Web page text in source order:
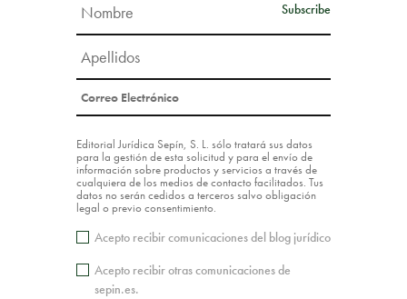
Editorial Jurídica Sepín, S. L. sólo tratará sus datos
para la gestión de esta solicitud y para el envío de
información sobre productos y servicios a través de
cualquiera de los medios de contacto facilitados. Tus
datos no serán cedidos a terceros salvo obligación
legal o previo consentimiento.
Acepto recibir comunicaciones del blog jurídico
Acepto recibir otras comunicaciones de
sepin.es.